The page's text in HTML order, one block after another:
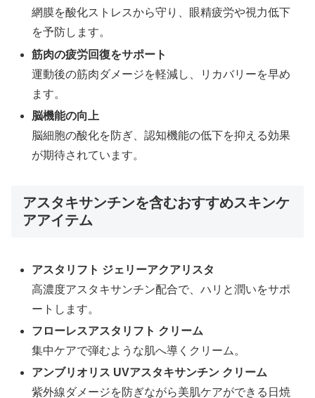
網膜を酸化ストレスから守り、眼精疲労や視力低下
を予防します。
筋肉の疲労回復をサポート
運動後の筋肉ダメージを軽減し、リカバリーを早め
ます。
脳機能の向上
脳細胞の酸化を防ぎ、認知機能の低下を抑える効果
が期待されています。
アスタキサンチンを含むおすすめスキンケ
アアイテム
アスタリフト ジェリーアクアリスタ
高濃度アスタキサンチン配合で、ハリと潤いをサポ
ートします。
フローレスアスタリフト クリーム
集中ケアで弾むような肌へ導くクリーム。
アンブリオリス UVアスタキサンチン クリーム
紫外線ダメージを防ぎながら美肌ケアができる日焼